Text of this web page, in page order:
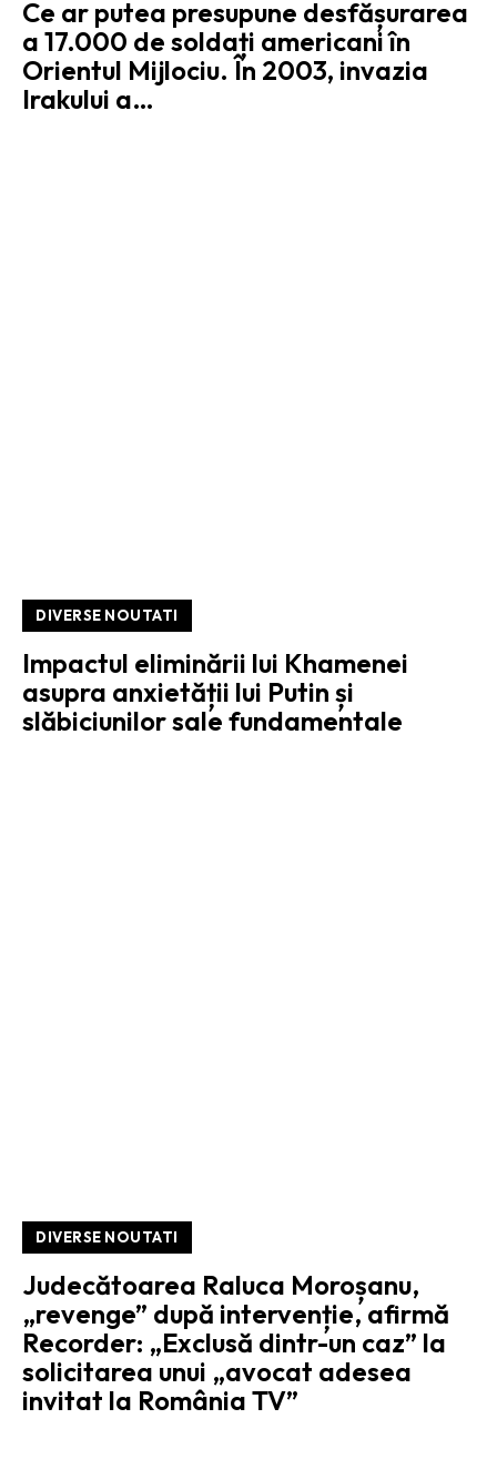
Ce ar putea presupune desfășurarea
a 17.000 de soldați americani în
Orientul Mijlociu. În 2003, invazia
Irakului a…
DIVERSE NOUTATI
Impactul eliminării lui Khamenei
asupra anxietății lui Putin și
slăbiciunilor sale fundamentale
DIVERSE NOUTATI
Judecătoarea Raluca Moroșanu,
„revenge” după intervenție, afirmă
Recorder: „Exclusă dintr-un caz” la
solicitarea unui „avocat adesea
invitat la România TV”